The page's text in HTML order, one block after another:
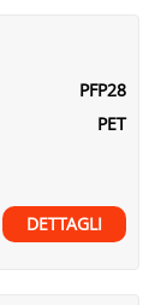
PFP28
PET
DETTAGLI